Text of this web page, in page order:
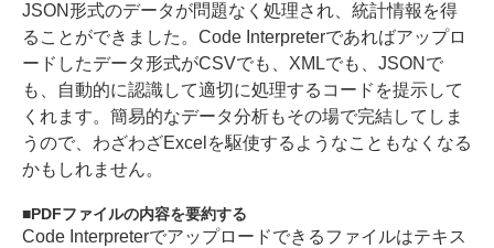
JSON形式のデータが問題なく処理され、統計情報を得
ることができました。Code Interpreterであればアップロ
ードしたデータ形式がCSVでも、XMLでも、JSONで
も、自動的に認識して適切に処理するコードを提示して
くれます。簡易的なデータ分析もその場で完結してしま
うので、わざわざExcelを駆使するようなこともなくなる
かもしれません。
PDFファイルの内容を要約する
Code Interpreterでアップロードできるファイルはテキス